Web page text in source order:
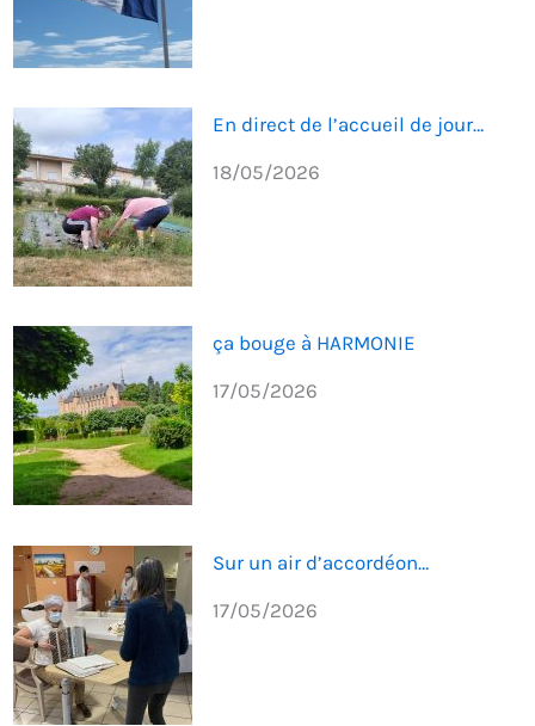
En direct de l’accueil de jour…
18/05/2026
ça bouge à HARMONIE
17/05/2026
Sur un air d’accordéon…
17/05/2026